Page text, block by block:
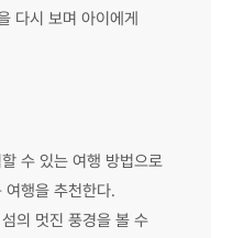
다시 보며 아이에게
수 있는 여행 방법으로
여행을 추천한다.
의 멋진 풍경을 볼 수